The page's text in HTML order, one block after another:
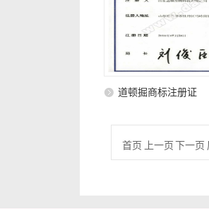
道顿掘商标注册证
首页 上一页 下一页